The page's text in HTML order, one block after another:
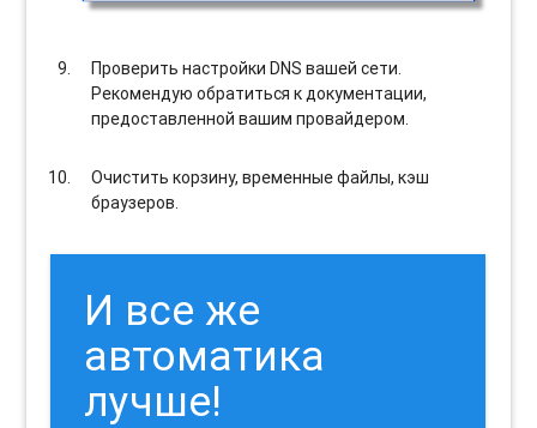
Проверить настройки DNS вашей сети.
Рекомендую обратиться к документации,
предоставленной вашим провайдером.
Очистить корзину, временные файлы, кэш
браузеров.
И все же
автоматика
лучше!